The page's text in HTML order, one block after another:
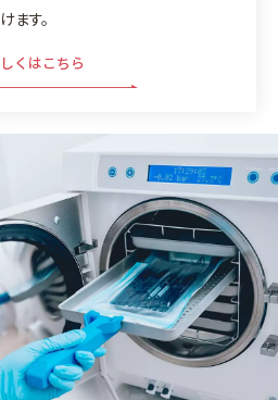
ます。
くはこちら